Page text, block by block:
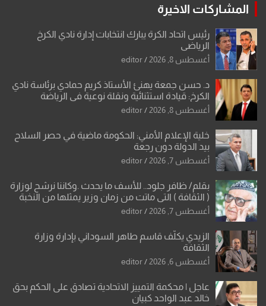
المشاركات الاخيرة
رئيس اتحاد الكرة يبارك انتخابات إدارة نادي الكرخ
الرياضي
أغسطس 8, 2026 editor
د. حسن جمعة يهنئ الأستاذ كريم حمادي برئاسة نادي
الكرخ: قيادة استثنائية ونقلة نوعية في الرياضة
العراقية
أغسطس 8, 2026 editor
خلية الإعلام الأمني: الحكومة ماضية في حصر السلاح
بيد الدولة دون رجعة
أغسطس 7, 2026 editor
بقلم/ ظافر جلود.. للأسف ما يحدث .وكاننا نرشح لوزارة
( الثقافة ) التي ماتت من زمان وزير يمثلها من النخبة
والإرث العظيم للثقافة العراقية..
أغسطس 7, 2026 editor
الزيدي يكلّف قاسم طاهر السوداني بإدارة وزارة
الثقافة
أغسطس 6, 2026 editor
عاجل | محكمة التمييز الاتحادية تصادق على الحكم بحق
خالد عبد الواحد كبيان